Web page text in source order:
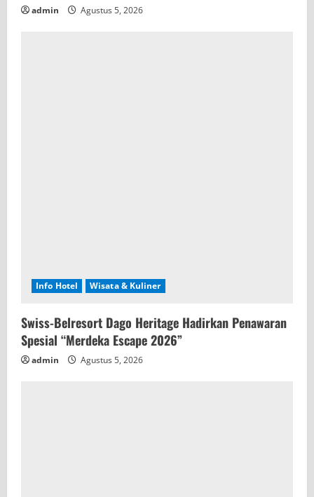
admin Agustus 5, 2026
Info Hotel Wisata & Kuliner
Swiss-Belresort Dago Heritage Hadirkan Penawaran
Spesial “Merdeka Escape 2026”
admin Agustus 5, 2026